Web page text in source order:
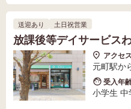
送迎あり 土日祝営業
放課後等デイサービス
アクセス
元町駅か
受入年
小学生 中